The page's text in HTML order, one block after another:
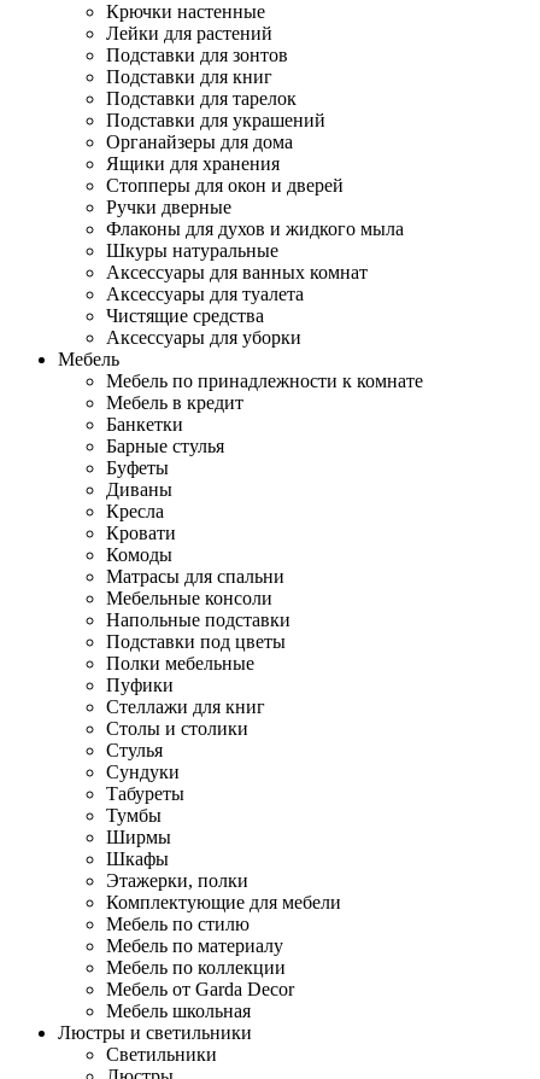
Крючки настенные
Лейки для растений
Подставки для зонтов
Подставки для книг
Подставки для тарелок
Подставки для украшений
Органайзеры для дома
Ящики для хранения
Стопперы для окон и дверей
Ручки дверные
Флаконы для духов и жидкого мыла
Шкуры натуральные
Аксессуары для ванных комнат
Аксессуары для туалета
Чистящие средства
Аксессуары для уборки
Мебель
Мебель по принадлежности к комнате
Мебель в кредит
Банкетки
Барные стулья
Буфеты
Диваны
Кресла
Кровати
Комоды
Матрасы для спальни
Мебельные консоли
Напольные подставки
Подставки под цветы
Полки мебельные
Пуфики
Стеллажи для книг
Столы и столики
Стулья
Сундуки
Табуреты
Тумбы
Ширмы
Шкафы
Этажерки, полки
Комплектующие для мебели
Мебель по стилю
Мебель по материалу
Мебель по коллекции
Мебель от Garda Decor
Мебель школьная
Люстры и светильники
Светильники